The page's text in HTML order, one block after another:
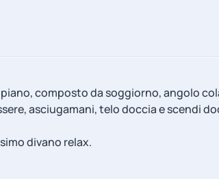
composto da soggiorno, angolo
asciugamani, telo doccia e scendi
divano relax.